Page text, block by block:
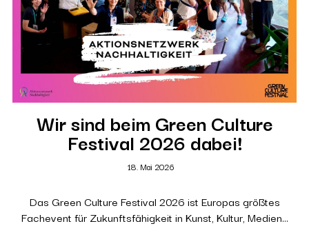
Wir sind beim Green Culture
Festival 2026 dabei!
18. Mai 2026
Das Green Culture Festival 2026 ist Europas größtes
Fachevent für Zukunftsfähigkeit in Kunst, Kultur, Medien…